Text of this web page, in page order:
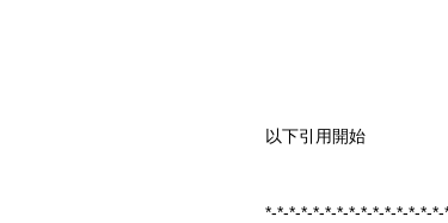
以下引用開始
*-*-*-*-*-*-*-*-*-*-*-*-*-*-